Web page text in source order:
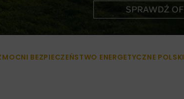
BEZPIECZEŃSTWO ENERGETYCZNE POLSKI